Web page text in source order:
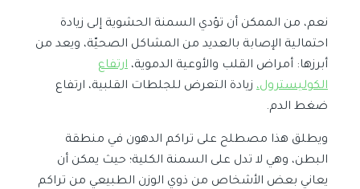
نعم، من الممكن أن تؤدي السمنة الحشوية إلى زيادة
احتمالية الإصابة بالعديد من المشاكل الصحيّة، ويعد من
أبرزها: أمراض القلب والأوعية الدموية، ارتفاع
الكوليسترول، زيادة التعرض للجلطات القلبية، ارتفاع
ضغط الدم.
ويطلق هذا مصطلح على تراكم الدهون في منطقة
البطن، وهي لا تدل على السمنة الكلية؛ حيث يمكن أن
يعاني بعض الأشخاص من ذوي الوزن الطبيعي من تراكم